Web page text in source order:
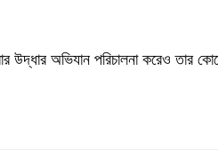
উদ্ধার অভিযান পরিচালনা করেও তার